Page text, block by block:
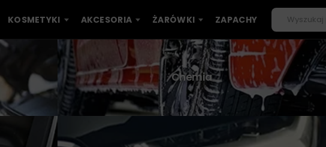
KOSMETYKI AKCESORIA ŻARÓWKI ZAPACHY
Chemia